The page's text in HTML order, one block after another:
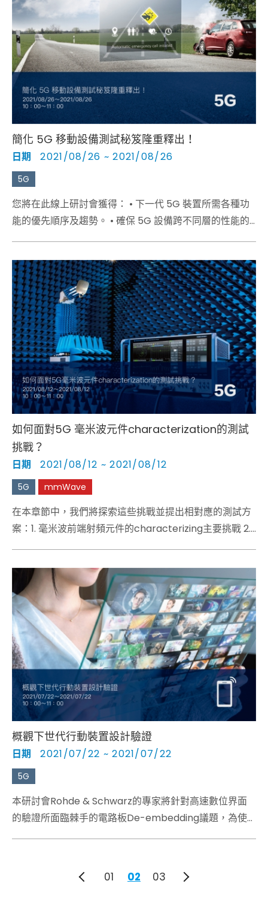
簡化 5G 移動設備測試秘笈隆重釋出！
日期 2021/08/26 ~ 2021/08/26
5G
您將在此線上研討會獲得： • 下一代 5G 裝置所需各種功
能的優先順序及趨勢。 • 確保 5G 設備跨不同層的性能的
Python 的 XLAPI，以編程方式創建測試場景。
如何面對5G 毫米波元件characterization的測試
挑戰？
日期 2021/08/12 ~ 2021/08/12
5G mmWave
在本章節中，我們將探索這些挑戰並提出相對應的測試方
案：1. 毫米波前端射頻元件的characterizing主要挑戰 2.
概觀下世代行動裝置設計驗證
日期 2021/07/22 ~ 2021/07/22
5G
本研討會Rohde & Schwarz的專家將針對高速數位界面
的驗證所面臨棘手的電路板De-embedding議題，為使
出便捷的自動化測試及自動報告軟體，令研發工程師能輕
01 02 03